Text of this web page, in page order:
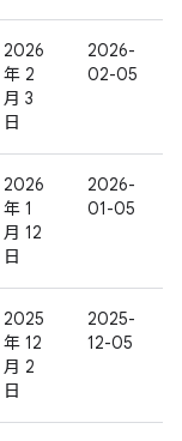
2026
年 2
月 3
日
2026-
02-05
2026
年 1
月 12
日
2026-
01-05
2025
年 12
月 2
日
2025-
12-05